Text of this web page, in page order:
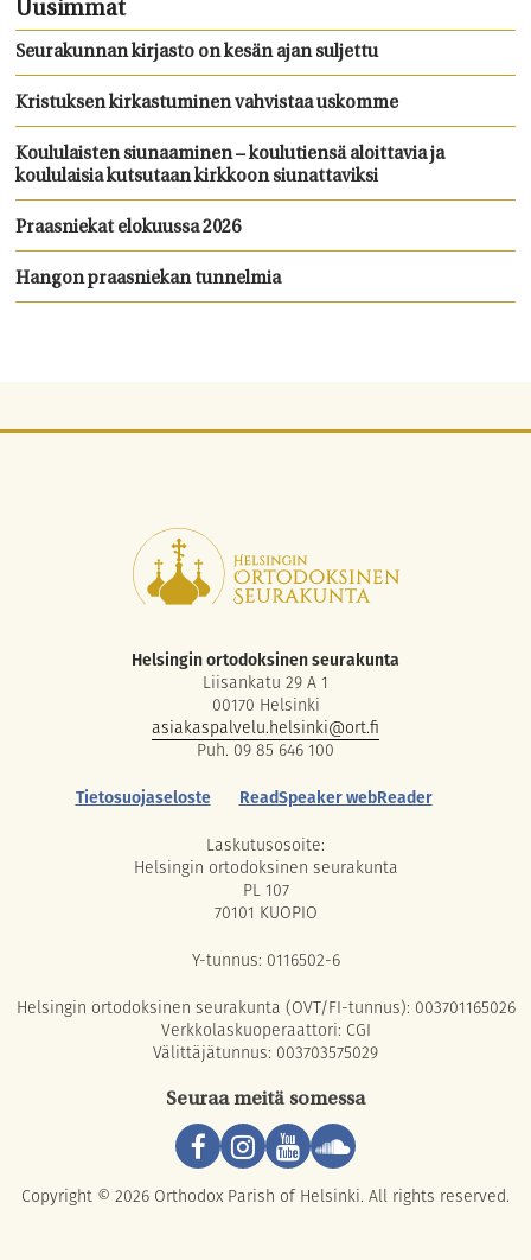
Uusimmat
Seurakunnan kirjasto on kesän ajan suljettu
Kristuksen kirkastuminen vahvistaa uskomme
Koululaisten siunaaminen – koulutiensä aloittavia ja
koululaisia kutsutaan kirkkoon siunattaviksi
Praasniekat elokuussa 2026
Hangon praasniekan tunnelmia
Helsingin ortodoksinen seurakunta
Liisankatu 29 A 1
00170 Helsinki
asiakaspalvelu.helsinki@ort.fi
Puh. 09 85 646 100
Tietosuojaseloste
ReadSpeaker webReader
Laskutusosoite:
Helsingin ortodoksinen seurakunta
PL 107
70101 KUOPIO
Y-tunnus: 0116502-6
Helsingin ortodoksinen seurakunta (OVT/FI-tunnus): 003701165026
Verkkolaskuoperaattori: CGI
Välittäjätunnus: 003703575029
Seuraa meitä somessa
Copyright © 2026 Orthodox Parish of Helsinki. All rights reserved.